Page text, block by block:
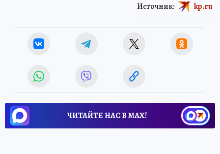
Источник: kp.ru
ЧИТАЙТЕ НАС В МАХ!